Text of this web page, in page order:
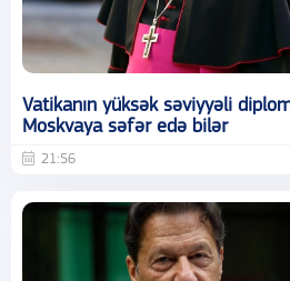
Vatikanın yüksək səviyyəli
Moskvaya səfər edə bilər
21:56